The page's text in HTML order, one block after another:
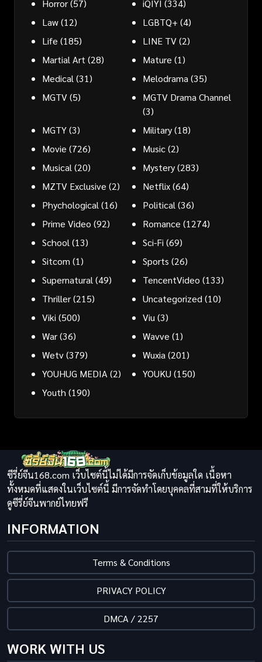
Horror(57) iQIYI (334)
Law(12) LGBTQ+ (4)
Life (185) LINE TV(2)
Martial Art (28) Mature (1)
Medical (31) Melodrama (35)
MGTV(5)
MGTV Drama Channel
(3)
MGTY(3) Military(18)
Movie (726) Music(2)
Musical (20) Mystery(283)
MZTV Exclusive (2) Netflix(64)
Phychological (16) Political (36)
Prime Video (92) Romance (1274)
School (13) Sci-Fi (69)
Sitcom (1) Sports (26)
Supernatural (49) TencentVideo (133)
Thriller(215) Uncategorized (10)
Viki (500) Viu (3)
War(36) Wavve (1)
Wetv(379) Wuxia (201)
YOUHUG MEDIA (2) YOUKU (150)
Youth (190)
ซีรี่ย์จีน168.com เว็บไซต์นี้ไม่ได้มีการจัดเก็บข้อมูลใด เนื้อหา
ทั้งหมดที่แสดงในเว็บไซต์นี้ มีการจัดทำโดยบุคคลที่สามที่ให้บริการ
ดูซีรี่ย์จีนพากย์ไทยฟรี
INFORMATION
Terms & Conditions
PRIVACY POLICY
DMCA / 2257
WORK WITH US